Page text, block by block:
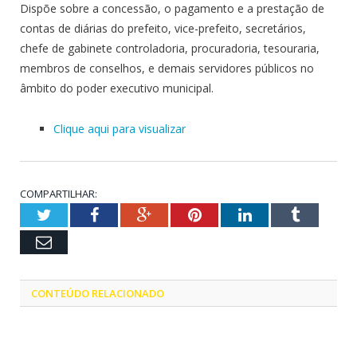
Dispõe sobre a concessão, o pagamento e a prestação de
contas de diárias do prefeito, vice-prefeito, secretários,
chefe de gabinete controladoria, procuradoria, tesouraria,
membros de conselhos, e demais servidores públicos no
âmbito do poder executivo municipal.
Clique aqui para visualizar
COMPARTILHAR:
TwitterFacebookGoogle+PinterestLinkedInTumblr
Email
CONTEÚDO RELACIONADO